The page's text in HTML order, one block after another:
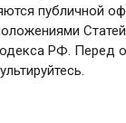
публичной
РФ. Перед